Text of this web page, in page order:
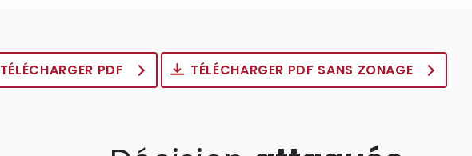
TÉLÉCHARGER PDF TÉLÉCHARGER PDF SANS ZONAGE